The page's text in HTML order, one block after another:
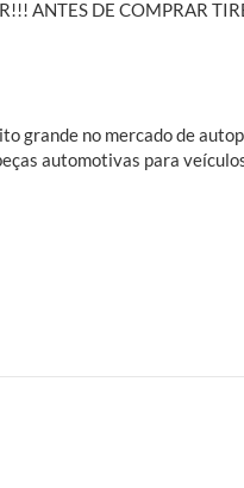
ANTES DE COMPRAR
no mercado de
automotivas para